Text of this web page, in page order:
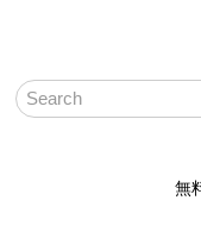
無